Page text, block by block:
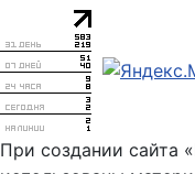
При создании сайта